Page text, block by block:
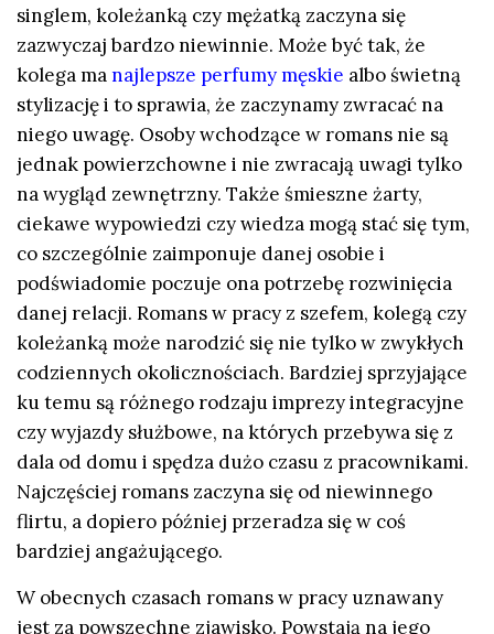
singlem, koleżanką czy mężatką zaczyna się
zazwyczaj bardzo niewinnie. Może być tak, że
kolega manajlepsze perfumy męskie albo świetną
stylizację i to sprawia, że zaczynamy zwracać na
niego uwagę. Osoby wchodzące w romans nie są
jednak powierzchowne i nie zwracają uwagi tylko
na wygląd zewnętrzny. Także śmieszne żarty,
ciekawe wypowiedzi czy wiedza mogą stać się tym,
co szczególnie zaimponuje danej osobie i
podświadomie poczuje ona potrzebę rozwinięcia
danej relacji. Romans w pracy z szefem, kolegą czy
koleżanką może narodzić się nie tylko w zwykłych
codziennych okolicznościach. Bardziej sprzyjające
ku temu są różnego rodzaju imprezy integracyjne
czy wyjazdy służbowe, na których przebywa się z
dala od domu i spędza dużo czasu z pracownikami.
Najczęściej romans zaczyna się od niewinnego
flirtu, a dopiero później przeradza się w coś
bardziej angażującego.
W obecnych czasach romans w pracy uznawany
jest za powszechne zjawisko. Powstają na jego